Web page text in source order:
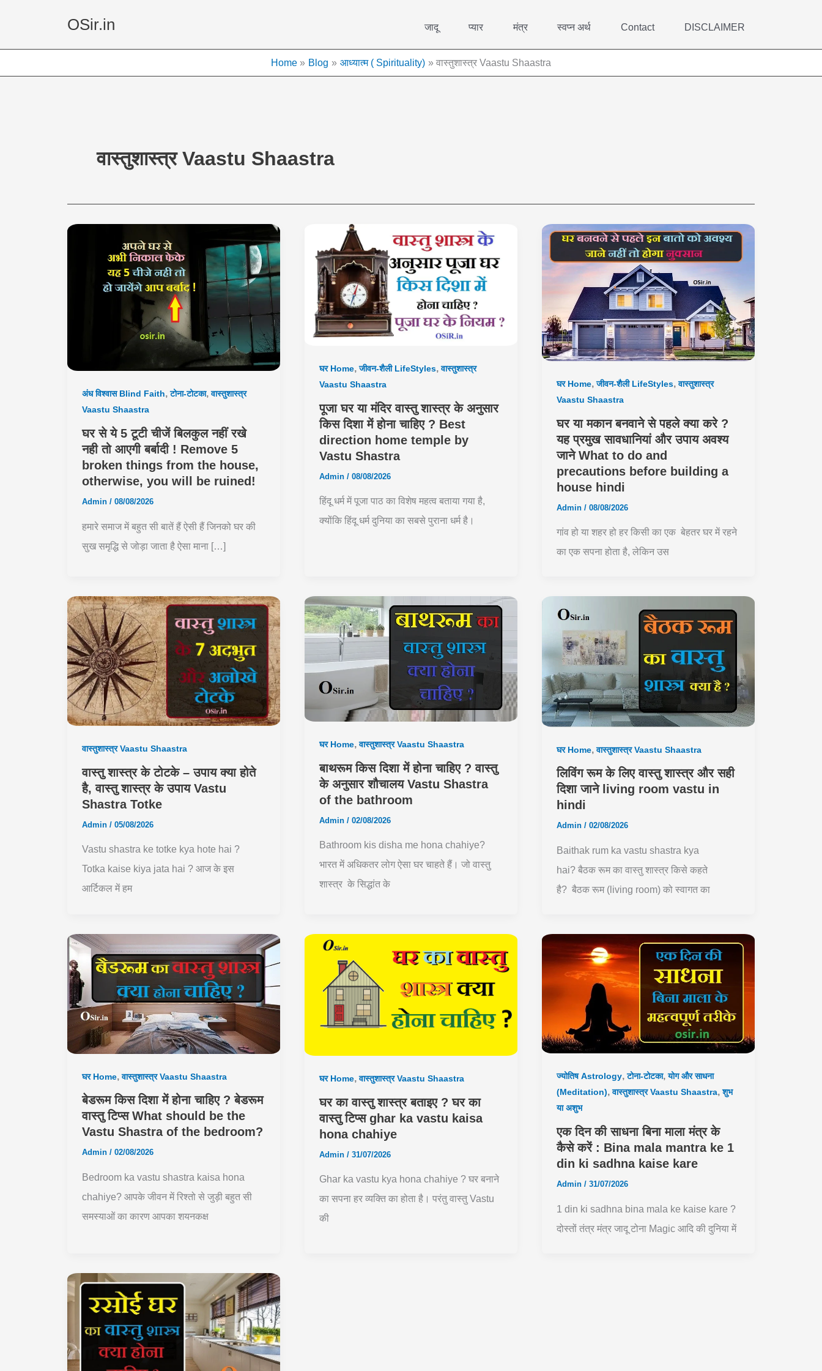
OSir.in जादू प्यार मंत्र स्वप्न अर्थ Contact DISCLAIMER
Home Blog आध्यात्म ( Spirituality) वास्तुशास्त्र Vaastu Shaastra
वास्तुशास्त्र Vaastu Shaastra
अंध विश्वास Blind Faith,टोना-टोटका,वास्तुशास्त्र
Vaastu Shaastra
घर से ये 5 टूटी चीजें बिलकुल नहीं रखे
नही तो आएगी बर्बादी ! Remove 5
broken things from the house,
otherwise, you will be ruined!
Admin / 08/08/2026
हमारे समाज में बहुत सी बातें हैं ऐसी हैं जिनको घर की
सुख समृद्धि से जोड़ा जाता है ऐसा माना […]
घर Home,जीवन-शैली LifeStyles,वास्तुशास्त्र
Vaastu Shaastra
पूजा घर या मंदिर वास्तु शास्त्र के अनुसार
किस दिशा में होना चाहिए ? Best
direction home temple by
Vastu Shastra
Admin / 08/08/2026
हिंदू धर्म में पूजा पाठ का विशेष महत्व बताया गया है,
क्योंकि हिंदू धर्म दुनिया का सबसे पुराना धर्म है।
घर Home,जीवन-शैली LifeStyles,वास्तुशास्त्र
Vaastu Shaastra
घर या मकान बनवाने से पहले क्या करे ?
यह प्रमुख सावधानियां और उपाय अवश्य
जाने What to do and
precautions before building a
house hindi
Admin / 08/08/2026
गांव हो या शहर हो हर किसी का एक बेहतर घर में रहने
का एक सपना होता है, लेकिन उस
वास्तुशास्त्र Vaastu Shaastra
वास्तु शास्त्र के टोटके – उपाय क्या होते
है, वास्तु शास्त्र के उपाय Vastu
Shastra Totke
Admin / 05/08/2026
Vastu shastra ke totke kya hote hai ?
Totka kaise kiya jata hai ? आज के इस
आर्टिकल में हम
घर Home,वास्तुशास्त्र Vaastu Shaastra
बाथरूम किस दिशा में होना चाहिए ? वास्तु
के अनुसार शौचालय Vastu Shastra
of the bathroom
Admin / 02/08/2026
Bathroom kis disha me hona chahiye?
भारत में अधिकतर लोग ऐसा घर चाहते हैं। जो वास्तु
शास्त्र के सिद्धांत के
घर Home,वास्तुशास्त्र Vaastu Shaastra
लिविंग रूम के लिए वास्तु शास्त्र और सही
दिशा जाने living room vastu in
hindi
Admin / 02/08/2026
Baithak rum ka vastu shastra kya
hai? बैठक रूम का वास्तु शास्त्र किसे कहते
है? बैठक रूम (living room) को स्वागत का
घर Home,वास्तुशास्त्र Vaastu Shaastra
बेडरूम किस दिशा में होना चाहिए ? बेडरूम
वास्तु टिप्स What should be the
Vastu Shastra of the bedroom?
Admin / 02/08/2026
Bedroom ka vastu shastra kaisa hona
chahiye? आपके जीवन में रिश्तो से जुड़ी बहुत सी
समस्याओं का कारण आपका शयनकक्ष
घर Home,वास्तुशास्त्र Vaastu Shaastra
घर का वास्तु शास्त्र बताइए ? घर का
वास्तु टिप्स ghar ka vastu kaisa
hona chahiye
Admin / 31/07/2026
Ghar ka vastu kya hona chahiye ? घर बनाने
का सपना हर व्यक्ति का होता है। परंतु वास्तु Vastu
की
ज्योतिष Astrology,टोना-टोटका,योग और साधना
(Meditation),वास्तुशास्त्र Vaastu Shaastra,शुभ
या अशुभ
एक दिन की साधना बिना माला मंत्र के
कैसे करें : Bina mala mantra ke 1
din ki sadhna kaise kare
Admin / 31/07/2026
1 din ki sadhna bina mala ke kaise kare ?
दोस्तों तंत्र मंत्र जादू टोना Magic आदि की दुनिया में